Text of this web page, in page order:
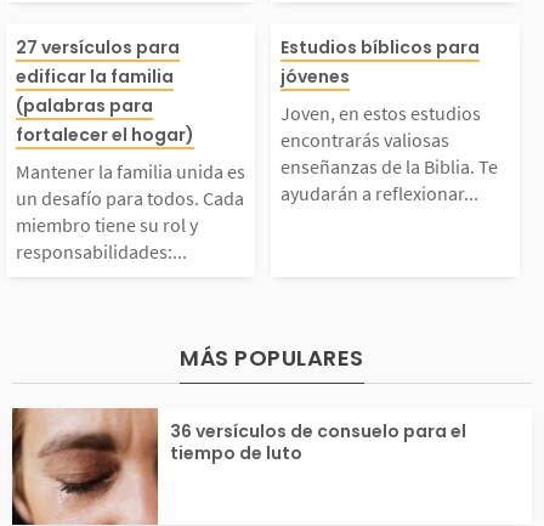
ta...
centrada en el
del Señor y en l
obediencia a sus...
buen tiempo
aprenden más
Palabra de
o...
la familia u
es un desafío par
todos. Cada miembr
tiene su rol y respon
amar y respetar
la madre, la madre
amar...
27 versículos para
edificar la familia
(palabras para
fortalecer el hogar)
Mantener la familia unida es
un desafío para todos. Cada
miembro tiene su rol y
responsabilidades:...
Joven, en
os
as enseñanzas
ectoria vital,
idades y
Estudios bíblicos para
jóvenes
Joven, en estos estudios
encontrarás valiosas
enseñanzas de la Biblia. Te
ayudarán a reflexionar...
MÁS POPULARES
36 versículos de consuelo para el
tiempo de luto